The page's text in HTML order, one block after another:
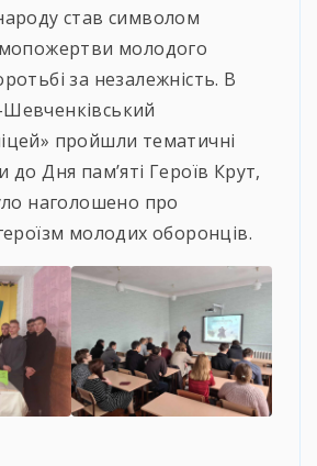
став символом
молодого
за незалежність. В
пройшли тематичні
до Дня пам’яті Героїв Крут,
наголошено про
молодих оборонців.